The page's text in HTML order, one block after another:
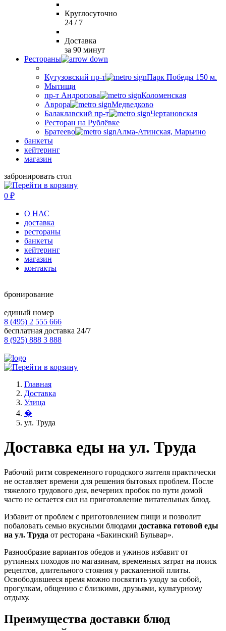
Круглосуточно
24 / 7
Доставка
за 90 минут
Рестораны
Кутузовский пр-т
Парк Победы 150 м.
Мытищи
пр-т Андропова
Коломенская
Аврора
Медведково
Балаклавский пр-т
Чертановская
Ресторан на Рублёвке
Братеево
Алма-Атинская, Марьино
банкеты
кейтеринг
магазин
забронировать стол
0 ₽
О НАС
доставка
рестораны
банкеты
кейтеринг
магазин
контакты
бронирование
единый номер
8 (495) 2 555 666
бесплатная доставка 24/7
8 (925) 888 3 888
Главная
Доставка
Улица
�
ул. Труда
Доставка еды на ул. Труда
Рабочий ритм современного городского жителя практически
не оставляет времени для решения бытовых проблем. После
тяжелого трудового дня, вечерних пробок по пути домой
часто не остается сил на приготовление питательных блюд.
Избавит от проблем с приготовлением пищи и позволит
побаловать семью вкусными блюдами доставка готовой еды
на ул. Труда от ресторана «Бакинский Бульвар».
Разнообразие вариантов обедов и ужинов избавит от
рутинных походов по магазинам, временных затрат на поиск
рецептов, длительного стояния у раскаленной плиты.
Освободившееся время можно посвятить уходу за собой,
прогулкам, общению с близкими, друзьями, культурному
отдыху.
Преимущества доставки блюд